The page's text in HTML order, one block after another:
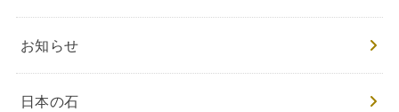
お知らせ
日本の石